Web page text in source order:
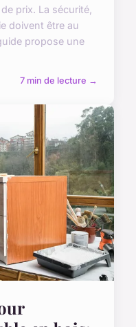
prix. La sécurité,
doivent être au
propose une
7 min de lecture →